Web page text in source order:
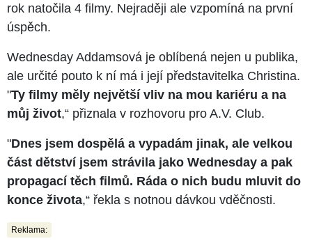
rok natočila 4 filmy. Nejraději ale vzpomíná na první
úspěch.
Wednesday Addamsová je oblíbená nejen u publika,
ale určité pouto k ní má i její představitelka Christina.
"Ty filmy měly největší vliv na mou kariéru a na
můj život,“ přiznala v rozhovoru pro A.V. Club.
"Dnes jsem dospělá a vypadám jinak, ale velkou
část dětství jsem strávila jako Wednesday a pak
propagací těch filmů. Ráda o nich budu mluvit do
konce života,“ řekla s notnou dávkou vděčnosti.
Reklama: